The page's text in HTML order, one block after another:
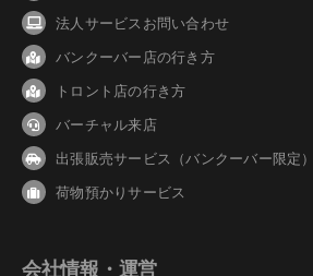
法人サービスお問い合わせ
バンクーバー 店の行き方
トロント店の行き方
バーチャル来店
出張販売サービス（バンクーバー限定）
荷物預かりサービス
会社情報・運営